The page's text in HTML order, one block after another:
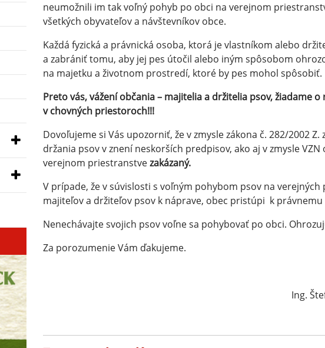
neumožnili im tak voľný pohyb po obci na verejnom
všetkých obyvateľov a návštevníkov obce.
Každá fyzická a právnická osoba, ktorá je vlastníkom alebo
a zabrániť tomu, aby jej pes útočil alebo iným spôsobom
na majetku a životnom prostredí, ktoré by pes mohol spôsobiť.
Preto vás, vážení občania – majiteliaa držitelia psov, žiadame
v chovných priestoroch!!!
Dovoľujeme si Vás upozorniť, že v zmysle zákona č. 282/2002
držania psov v znení neskorších predpisov, ako aj v zmysle
verejnom priestranstvezakázaný.
V prípade, že v súvislosti s voľným pohybom psov na
majiteľov a držiteľov psov k náprave, obec pristúpi k
Nenechávajte svojich psov voľne sa pohybovať po obci.
Za porozumenie Vám ďakujeme.
Ing.